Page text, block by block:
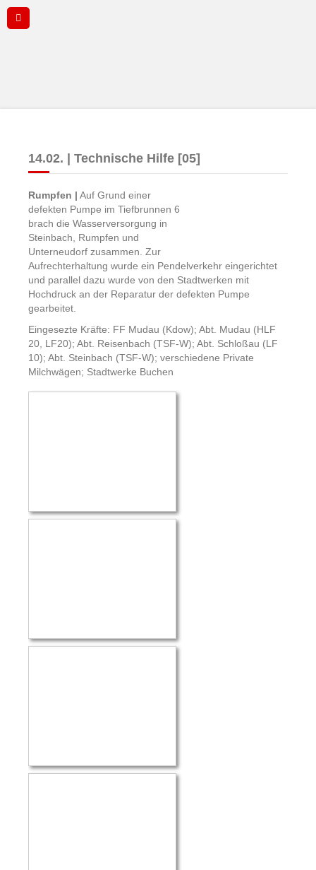
14.02. | Technische Hilfe [05]
Rumpfen | Auf Grund einer
defekten Pumpe im Tiefbrunnen 6
brach die Wasserversorgung in
Steinbach, Rumpfen und
Unterneudorf zusammen. Zur
Aufrechterhaltung wurde ein Pendelverkehr eingerichtet
und parallel dazu wurde von den Stadtwerken mit
Hochdruck an der Reparatur der defekten Pumpe
gearbeitet.
Eingesezte Kräfte: FF Mudau (Kdow); Abt. Mudau (HLF
20, LF20); Abt. Reisenbach (TSF-W); Abt. Schloßau (LF
10); Abt. Steinbach (TSF-W); verschiedene Private
Milchwägen; Stadtwerke Buchen